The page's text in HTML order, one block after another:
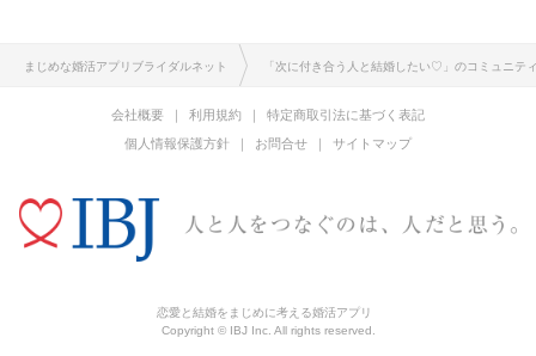
まじめな婚活アプリブライダルネット 「次に付き合う人と結婚したい♡」のコミュニテ
会社概要 利用規約
特定商取引法に基づく表記
個人情報保護方針
お問合せ サイトマップ
恋愛と結婚をまじめに考える婚活アプリ
Copyright © IBJ Inc. All rights reserved.